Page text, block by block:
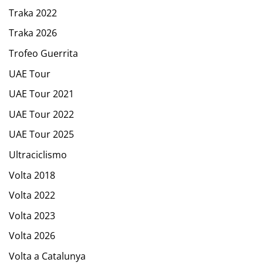
Traka 2022
Traka 2026
Trofeo Guerrita
UAE Tour
UAE Tour 2021
UAE Tour 2022
UAE Tour 2025
Ultraciclismo
Volta 2018
Volta 2022
Volta 2023
Volta 2026
Volta a Catalunya